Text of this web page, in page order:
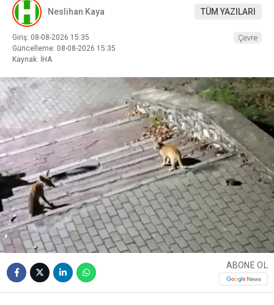
Neslihan Kaya TÜM YAZILARI
Giriş: 08-08-2026 15:35
Güncelleme: 08-08-2026 15:35
Kaynak: İHA
Çevre
ABONE OL